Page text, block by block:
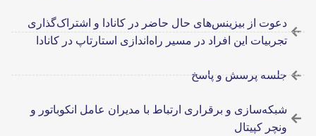
دعوت از بیزینس‌های حال حاضر در کانادا و اشتراک‌گذاری
تجربیات این افراد در مسیر راه‌اندازی استارتاپ در کانادا
جلسه پرسش و پاسخ
شبکه‌سازی و برقراری ارتباط با مدیران عامل انکوباتور و
ونچر کپیتال